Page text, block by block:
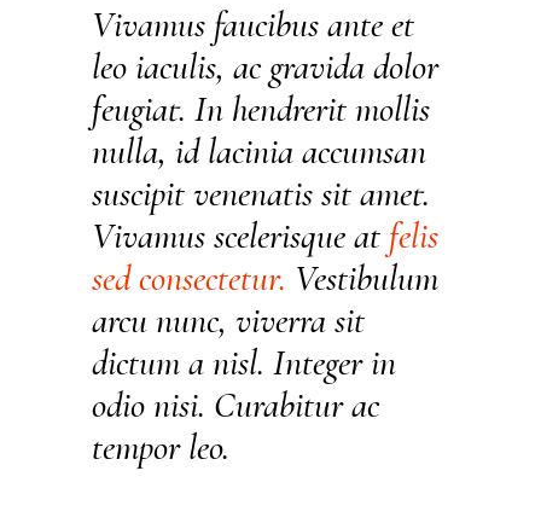
Vivamus faucibus ante et
leo iaculis, ac gravida dolor
feugiat. In hendrerit mollis
nulla, id lacinia accumsan
suscipit venenatis sit amet.
Vivamus scelerisque at felis
sedconsectetur. Vestibulum
arcu nunc, viverra sit
dictum a nisl. Integer in
odio nisi. Curabitur ac
tempor leo.